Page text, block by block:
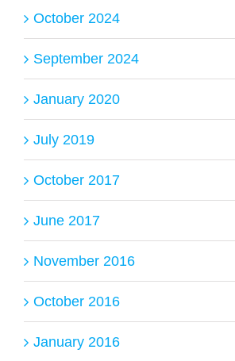
October 2024
September 2024
January 2020
July 2019
October 2017
June 2017
November 2016
October 2016
January 2016